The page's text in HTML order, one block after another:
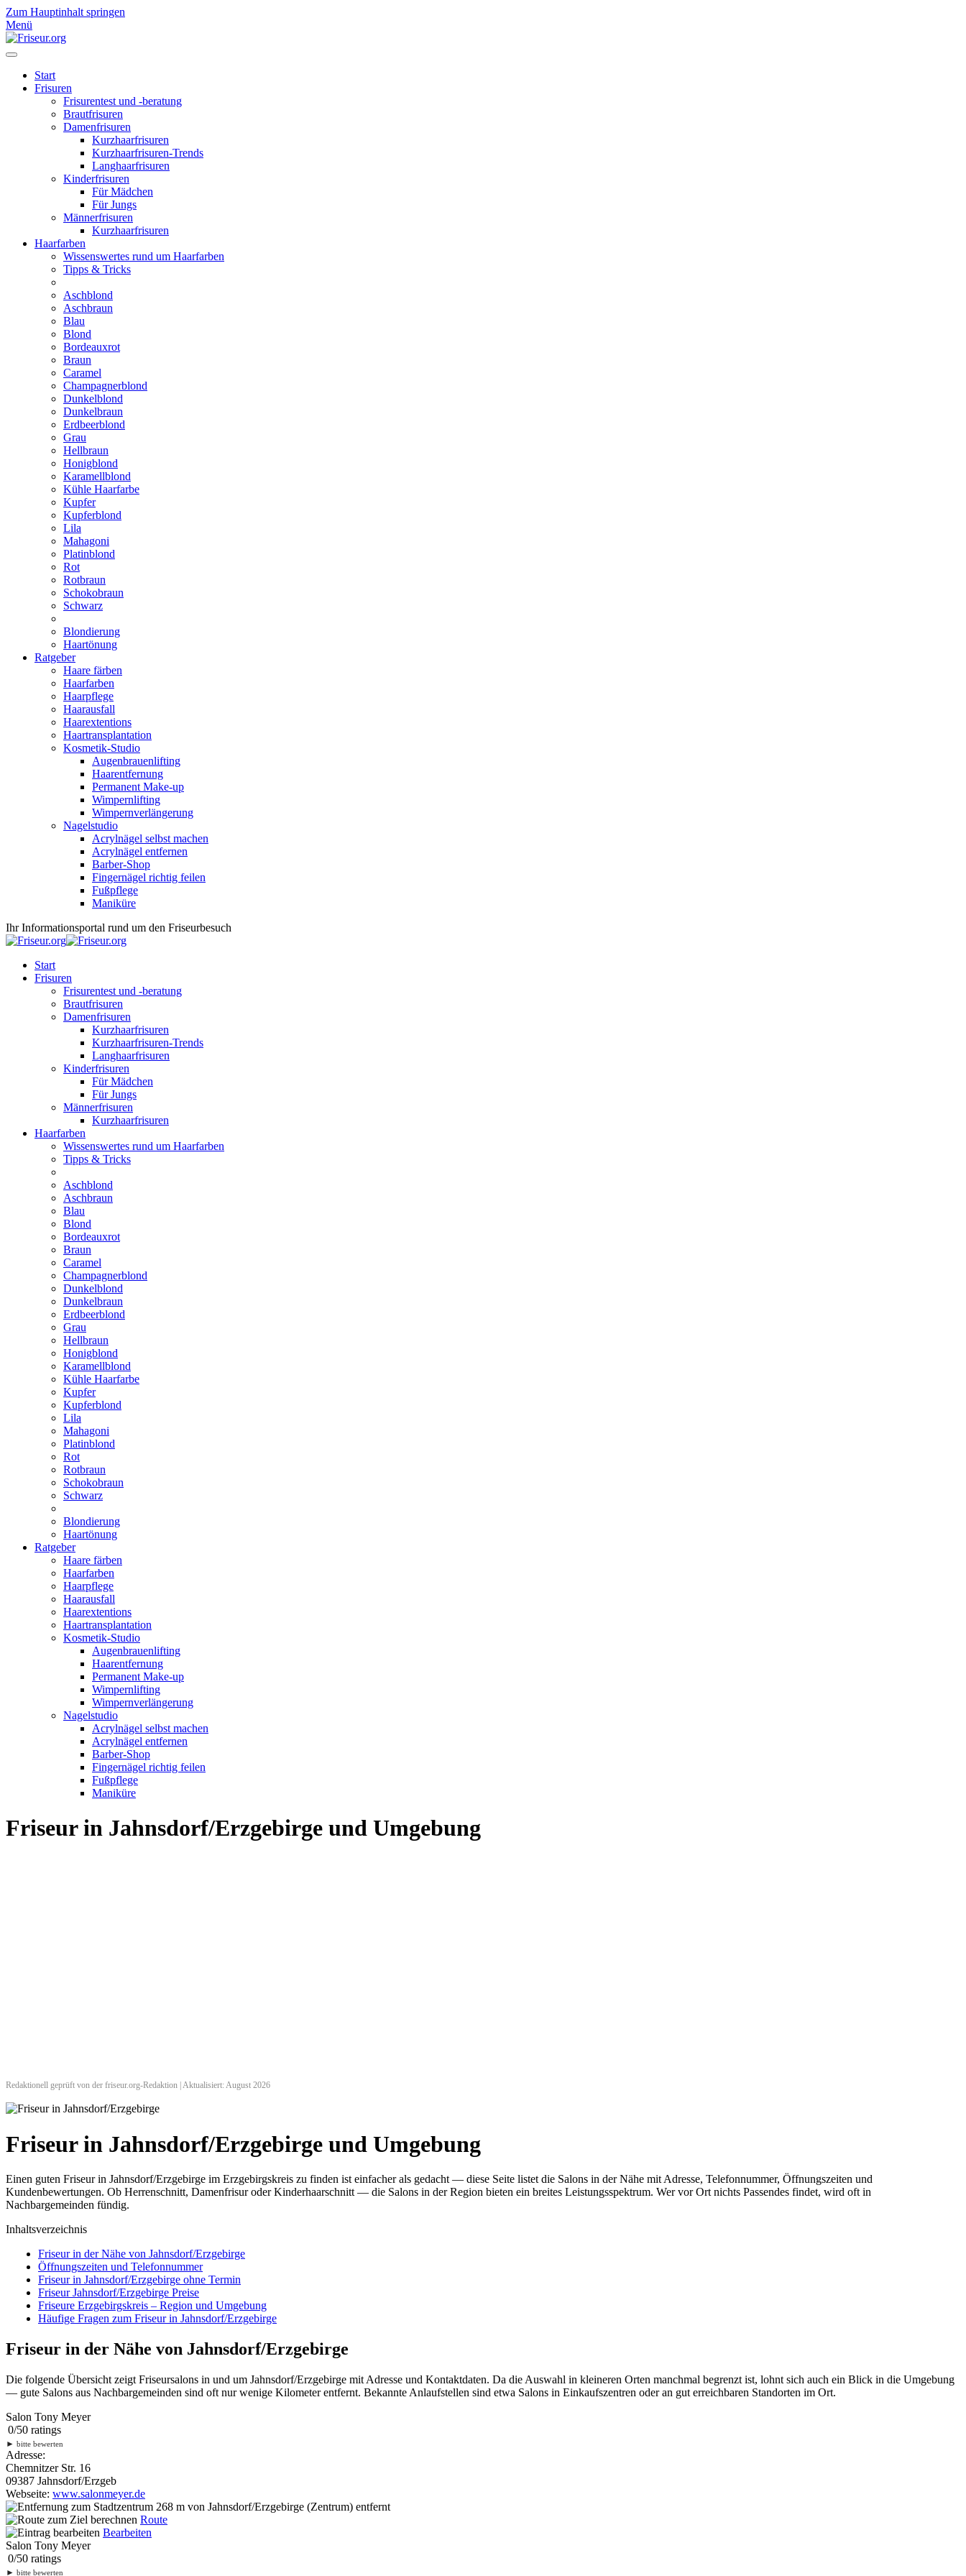
Zum Hauptinhalt springen
Menü
Start
Frisuren
Frisurentest und -beratung
Brautfrisuren
Damenfrisuren
Kurzhaarfrisuren
Kurzhaarfrisuren-Trends
Langhaarfrisuren
Kinderfrisuren
Für Mädchen
Für Jungs
Männerfrisuren
Kurzhaarfrisuren
Haarfarben
Wissenswertes rund um Haarfarben
Tipps & Tricks
Aschblond
Aschbraun
Blau
Blond
Bordeauxrot
Braun
Caramel
Champagnerblond
Dunkelblond
Dunkelbraun
Erdbeerblond
Grau
Hellbraun
Honigblond
Karamellblond
Kühle Haarfarbe
Kupfer
Kupferblond
Lila
Mahagoni
Platinblond
Rot
Rotbraun
Schokobraun
Schwarz
Blondierung
Haartönung
Ratgeber
Haare färben
Haarfarben
Haarpflege
Haarausfall
Haarextentions
Haartransplantation
Kosmetik-Studio
Augenbrauenlifting
Haarentfernung
Permanent Make-up
Wimpernlifting
Wimpernverlängerung
Nagelstudio
Acrylnägel selbst machen
Acrylnägel entfernen
Barber-Shop
Fingernägel richtig feilen
Fußpflege
Maniküre
Ihr Informationsportal rund um den Friseurbesuch
Start
Frisuren
Frisurentest und -beratung
Brautfrisuren
Damenfrisuren
Kurzhaarfrisuren
Kurzhaarfrisuren-Trends
Langhaarfrisuren
Kinderfrisuren
Für Mädchen
Für Jungs
Männerfrisuren
Kurzhaarfrisuren
Haarfarben
Wissenswertes rund um Haarfarben
Tipps & Tricks
Aschblond
Aschbraun
Blau
Blond
Bordeauxrot
Braun
Caramel
Champagnerblond
Dunkelblond
Dunkelbraun
Erdbeerblond
Grau
Hellbraun
Honigblond
Karamellblond
Kühle Haarfarbe
Kupfer
Kupferblond
Lila
Mahagoni
Platinblond
Rot
Rotbraun
Schokobraun
Schwarz
Blondierung
Haartönung
Ratgeber
Haare färben
Haarfarben
Haarpflege
Haarausfall
Haarextentions
Haartransplantation
Kosmetik-Studio
Augenbrauenlifting
Haarentfernung
Permanent Make-up
Wimpernlifting
Wimpernverlängerung
Nagelstudio
Acrylnägel selbst machen
Acrylnägel entfernen
Barber-Shop
Fingernägel richtig feilen
Fußpflege
Maniküre
Friseur in Jahnsdorf/Erzgebirge und Umgebung
Redaktionell geprüft von der friseur.org-Redaktion | Aktualisiert: August 2026
Friseur in Jahnsdorf/Erzgebirge und Umgebung
Einen guten Friseur in Jahnsdorf/Erzgebirge im Erzgebirgskreis zu finden ist einfacher als gedacht — diese Seite listet die Salons in der Nähe mit Adresse, Telefonnummer, Öffnungszeiten und
Kundenbewertungen. Ob Herrenschnitt, Damenfrisur oder Kinderhaarschnitt — die Salons in der Region bieten ein breites Leistungsspektrum. Wer vor Ort nichts Passendes findet, wird oft in
Nachbargemeinden fündig.
Inhaltsverzeichnis
Friseur in der Nähe von Jahnsdorf/Erzgebirge
Öffnungszeiten und Telefonnummer
Friseur in Jahnsdorf/Erzgebirge ohne Termin
Friseur Jahnsdorf/Erzgebirge Preise
Friseure Erzgebirgskreis – Region und Umgebung
Häufige Fragen zum Friseur in Jahnsdorf/Erzgebirge
Friseur in der Nähe von Jahnsdorf/Erzgebirge
Die folgende Übersicht zeigt Friseursalons in und um Jahnsdorf/Erzgebirge mit Adresse und Kontaktdaten. Da die Auswahl in kleineren Orten manchmal begrenzt ist, lohnt sich auch ein Blick in die Umgebung
— gute Salons aus Nachbargemeinden sind oft nur wenige Kilometer entfernt. Bekannte Anlaufstellen sind etwa Salons in Einkaufszentren oder an gut erreichbaren Standorten im Ort.
Salon Tony Meyer
0/50 ratings
► bitte bewerten
Adresse:
Chemnitzer Str. 16
09387 Jahnsdorf/Erzgeb
Webseite: www.salonmeyer.de
268 m von Jahnsdorf/Erzgebirge (Zentrum) entfernt
Route
Bearbeiten
Salon Tony Meyer
0/50 ratings
► bitte bewerten